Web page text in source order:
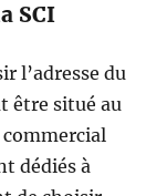
SCI
l’adresse du
être situé au
dédiés à